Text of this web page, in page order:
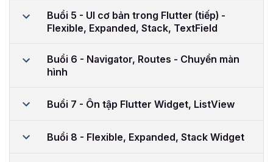
Buổi 5 - UI cơ bản trong Flutter (tiếp) -
Flexible, Expanded, Stack, TextField
Buổi 6 - Navigator, Routes - Chuyển màn
hình
Buổi 7 - Ôn tập Flutter Widget, ListView
Buổi 8 - Flexible, Expanded, Stack Widget